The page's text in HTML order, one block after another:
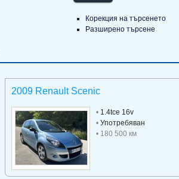
Корекция на търсенето
Разширено търсене
2009 Renault Scenic
•1.4tce 16v
•Употребяван
• 180 500 км